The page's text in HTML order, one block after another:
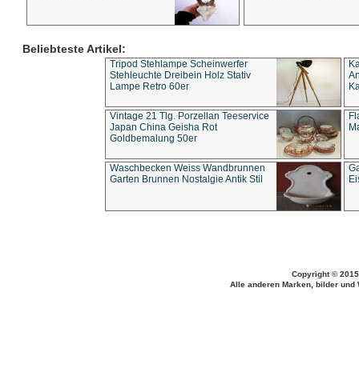
Beliebteste Artikel:
Tripod Stehlampe Scheinwerfer
Stehleuchte Dreibein Holz Stativ
Lampe Retro 60er
Vintage 21 Tlg. Porzellan Teeservice
Japan China Geisha Rot
Goldbemalung 50er
Waschbecken Weiss Wandbrunnen
Garten Brunnen Nostalgie Antik Stil
Copyright ©
Alle anderen Marken, bilder und